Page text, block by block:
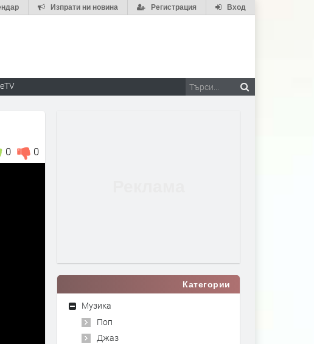
Вход
Регистрация
Изпрати ни новина
eTV
0
0
Категории
Музика
Поп
Джаз